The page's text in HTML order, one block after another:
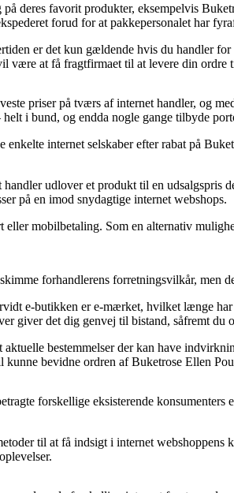
deres favorit produkter, eksempelvis
forud for at pakkepersonalet har
er det kun gældende hvis du handler
være at få fragtfirmaet til at levere din ordre
priser på tværs af internet handler, og
i bund, og endda nogle gange tilbyde
internet selskaber efter rabat på
udlover et produkt til en
på en imod snydagtige internet webshops.
mobilbetaling. Som en alternativ
forhandlerens forretningsvilkår, men
e-butikken er e-mærket, hvilket længe
giver det dig genvej til bistand, såfremt du
bestemmelser der kan have
bevidne ordren af Buketrose Ellen
forskellige eksisterende
til at få indsigt i internet